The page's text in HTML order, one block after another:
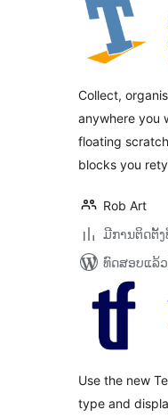
Collect,
anywhere you
floating
blocks you
Rob Art
ມີການຕິດຕັ້
ທົດສອບແລ້
Use the new
type and